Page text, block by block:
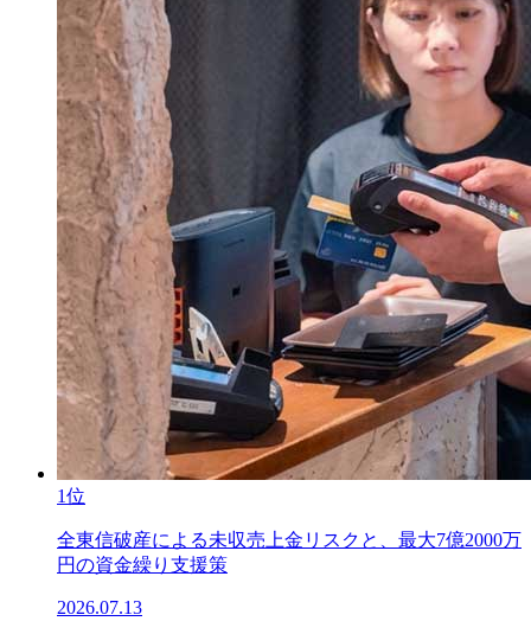
1位
全東信破産による未収売上金リスクと、最大7億2000万
円の資金繰り支援策
2026.07.13